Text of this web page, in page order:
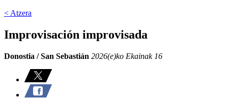
< Atzera
Improvisación improvisada
Donostia / San Sebastián 2026(e)ko Ekainak 16